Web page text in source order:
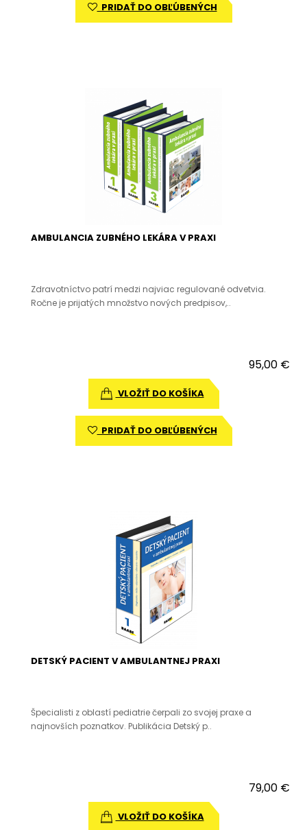
PRIDAŤ DO OBĽÚBENÝCH
AMBULANCIA ZUBNÉHO LEKÁRA V PRAXI
Zdravotníctvo patrí medzi najviac regulované odvetvia.
Ročne je prijatých množstvo nových predpisov,..
95,00 €
VLOŽIŤ DO KOŠÍKA
PRIDAŤ DO OBĽÚBENÝCH
DETSKÝ PACIENT V AMBULANTNEJ PRAXI
Špecialisti z oblastí pediatrie čerpali zo svojej praxe a
najnovších poznatkov. Publikácia Detský p..
79,00 €
VLOŽIŤ DO KOŠÍKA